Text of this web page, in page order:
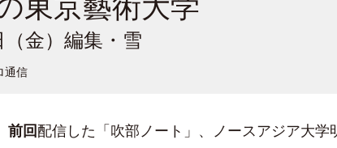
東京藝術大学
（金）編集・雪
通信
前回 配信した「吹部ノート」、ノースアジア大学